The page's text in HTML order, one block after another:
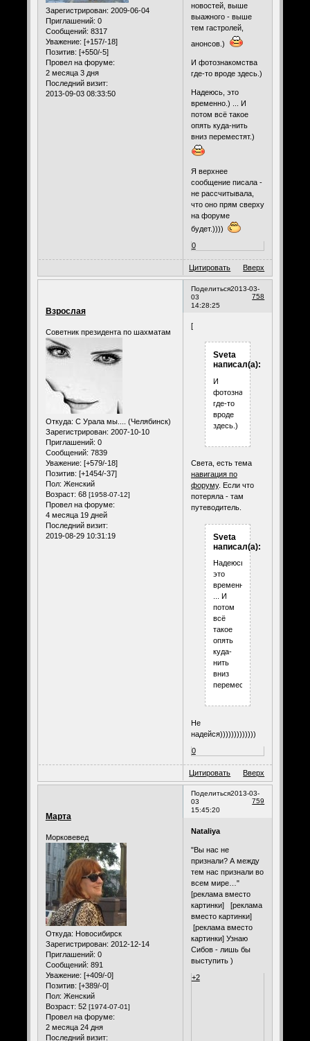
Зарегистрирован: 2009-06-04
Приглашений: 0
Сообщений: 8317
Уважение: [+157/-18]
Позитив: [+550/-5]
Провел на форуме:
2 месяца 3 дня
Последний визит:
2013-09-03 08:33:50
новостей, выше
выажного - выше
тем гастролей,
анонсов.)
И фотознакомства
где-то вроде здесь.)
Надеюсь, это
временно.) ... И
потом всё такое
опять куда-нить
вниз переместят.)
Я верхнее
сообщение писала -
не рассчитывала,
что оно прям сверху
на форуме
будет.))))
0
Цитировать Вверх
Поделиться
758
2013-03-
03
14:28:25
Взрослая
Советник президента по шахматам
Откуда: С Урала мы.... (Челябинск)
Зарегистрирован: 2007-10-10
Приглашений: 0
Сообщений: 7839
Уважение: [+579/-18]
Позитив: [+1454/-37]
Пол: Женский
Возраст: 68 [1958-07-12]
Провел на форуме:
4 месяца 19 дней
Последний визит:
2019-08-29 10:31:19
[
Sveta
написал(а):
И
фотознакомства
где-то
вроде
здесь.)
Света, есть тема
навигация по
форуму. Если что
потеряла - там
путеводитель.
Sveta
написал(а):
Надеюсь,
это
временно.)
... И
потом
всё
такое
опять
куда-
нить
вниз
переместят.)
Не
надейся)))))))))))))
0
Цитировать Вверх
Поделиться
759
2013-03-
03
15:45:20
Марта
Морковевед
Откуда: Новосибирск
Зарегистрирован: 2012-12-14
Приглашений: 0
Сообщений: 891
Уважение: [+409/-0]
Позитив: [+389/-0]
Пол: Женский
Возраст: 52 [1974-07-01]
Провел на форуме:
2 месяца 24 дня
Последний визит:
Nataliya
"Вы нас не
признали? А между
тем нас признали во
всем мире…"
[реклама вместо
картинки] [реклама
вместо картинки]
[реклама вместо
картинки] Узнаю
Сибов - лишь бы
выступить )
+2